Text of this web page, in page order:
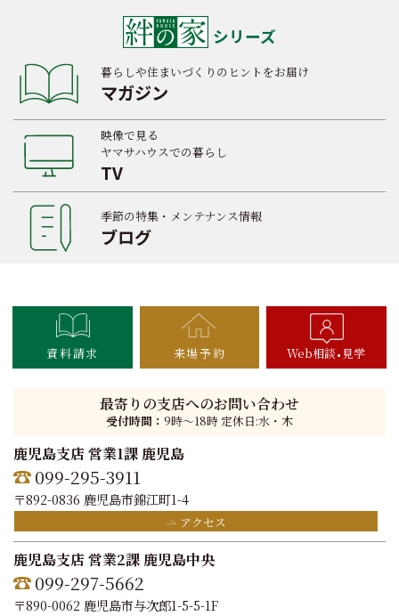
シリーズ
暮らしや住まいづくりのヒントをお届け
マガジン
映像で見る
ヤマサハウスでの暮らし
TV
季節の特集・メンテナンス情報
ブログ
資料請求 来場予約 Web相談 見学
最寄りの支店へのお問い合わせ
受付時間： 9時〜18時 定休日:水・木
鹿児島支店 営業1課 鹿児島
099-295-3911
〒892-0836 鹿児島市錦江町1-4
アクセス
鹿児島支店 営業2課 鹿児島中央
099-297-5662
〒890-0062 鹿児島市与次郎1-5-5-1F